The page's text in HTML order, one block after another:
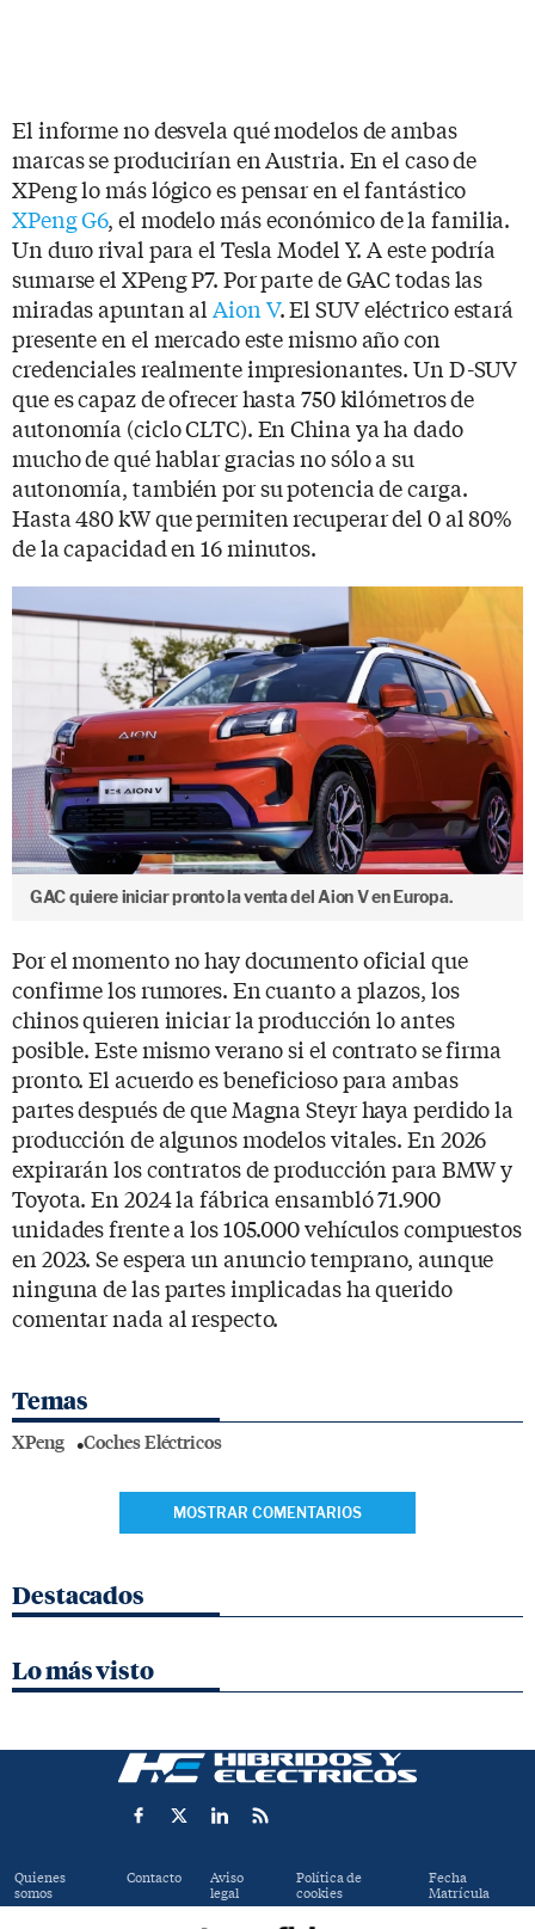
El informe no desvela qué modelos de ambas
marcas se producirían en Austria. En el caso de
XPeng lo más lógico es pensar en el fantástico
XPeng G6, el modelo más económico de la familia.
Un duro rival para el Tesla Model Y. A este podría
sumarse el XPeng P7. Por parte de GAC todas las
miradas apuntan alAion V. El SUV eléctrico estará
presente en el mercado este mismo año con
credenciales realmente impresionantes. Un D-SUV
que es capaz de ofrecer hasta 750 kilómetros de
autonomía (ciclo CLTC). En China ya ha dado
mucho de qué hablar gracias no sólo a su
autonomía, también por su potencia de carga.
Hasta 480 kW que permiten recuperar del 0 al 80%
de la capacidad en 16 minutos.
GAC quiere iniciar pronto la venta del Aion V en Europa.
Por el momento no hay documento oficial que
confirme los rumores. En cuanto a plazos, los
chinos quieren iniciar la producción lo antes
posible. Este mismo verano si el contrato se firma
pronto. El acuerdo es beneficioso para ambas
partes después de que Magna Steyr haya perdido la
producción de algunos modelos vitales. En 2026
expirarán los contratos de producción para BMW y
Toyota. En 2024 la fábrica ensambló 71.900
unidades frente a los 105.000 vehículos compuestos
en 2023. Se espera un anuncio temprano, aunque
ninguna de las partes implicadas ha querido
comentar nada al respecto.
Temas
XPeng Coches Eléctricos
MOSTRAR COMENTARIOS
Destacados
Lo más visto
Quienes
somos
Contacto Aviso
legal
Política de
cookies
Fecha
Matrícula